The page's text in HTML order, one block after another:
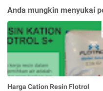
Anda mungkin menyukai
Harga Cation Resin Flotrol